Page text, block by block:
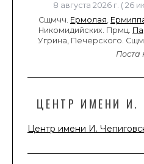
8 августа 2026 г. ( 26
Сщмчч. Ермолая,
Никомидийских. Прмц.
Угрина, Печерского.
Поста
ЦЕНТР ИМЕНИ И.
Центр имени И.